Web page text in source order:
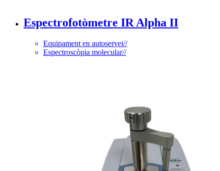
Espectrofotòmetre IR Alpha II
Equipament en autoservei//
Espectroscòpia molecular//